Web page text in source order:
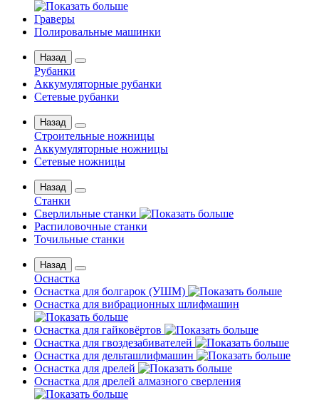
Граверы
Полировальные машинки
Назад
Рубанки
Аккумуляторные рубанки
Сетевые рубанки
Назад
Строительные ножницы
Аккумуляторные ножницы
Сетевые ножницы
Назад
Станки
Сверлильные станки
Распиловочные станки
Точильные станки
Назад
Оснастка
Оснастка для болгарок (УШМ)
Оснастка для вибрационных шлифмашин
Оснастка для гайковёртов
Оснастка для гвоздезабивателей
Оснастка для дельташлифмашин
Оснастка для дрелей
Оснастка для дрелей алмазного сверления